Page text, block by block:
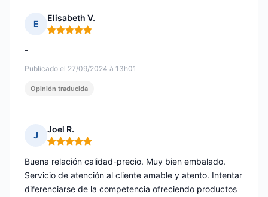
E
Elisabeth V.
Nota: 5 de 5
Publicado el 27/09/2024 à 13h01
-
Opinión traducida
J
Joel R.
Nota: 5 de 5
Buena relación calidad-precio. Muy bien embalado.
Servicio de atención al cliente amable y atento. Intentar
diferenciarse de la competencia ofreciendo productos